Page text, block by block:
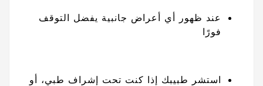
عند ظهور أي أعراض جانبية يفضل التوقف
فورًا
استشر طبيبك إذا كنت تحت إشراف طبي، أو